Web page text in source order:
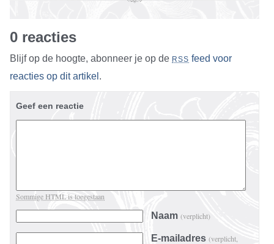
0 reacties
Blijf op de hoogte, abonneer je op de RSS feed voor
reacties op dit artikel .
Geef een reactie
Sommige HTML is toegestaan
Naam (verplicht)
E-mailadres (verplicht,